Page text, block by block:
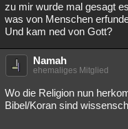
zu mir wurde mal gesagt
was von Menschen
Und kam ned von Gott?
Namah
ehemaliges Mitglied
Wo die Religion nun
Bibel/Koran sind